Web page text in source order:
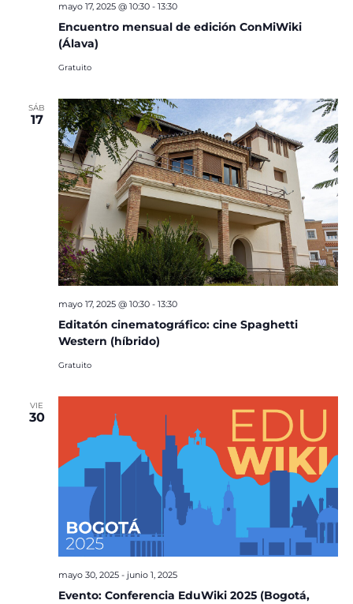
Encuentro mensual de edición ConMiWiki
(Álava)
mayo 17, 2025 @ 10:30- 13:30
Gratuito
SÁB
17
Editatón cinematográfico: cine Spaghetti
Western (híbrido)
mayo 17, 2025 @ 10:30- 13:30
Gratuito
VIE
30
Evento: Conferencia EduWiki 2025 (Bogotá,
mayo 30, 2025- junio 1, 2025